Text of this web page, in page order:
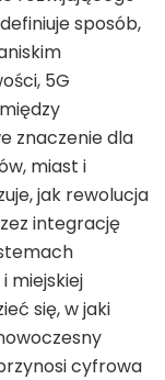
sposób,
5G
znaczenie dla
miast i
jak rewolucja
integrację
miejskiej
się, w jaki
cyfrowa